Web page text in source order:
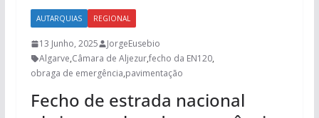
AUTARQUIAS REGIONAL
13 Junho, 2025
JorgeEusebio
Algarve,Câmara de Aljezur,fecho da EN120,
obraga de emergência,pavimentação
Fecho de estrada nacional